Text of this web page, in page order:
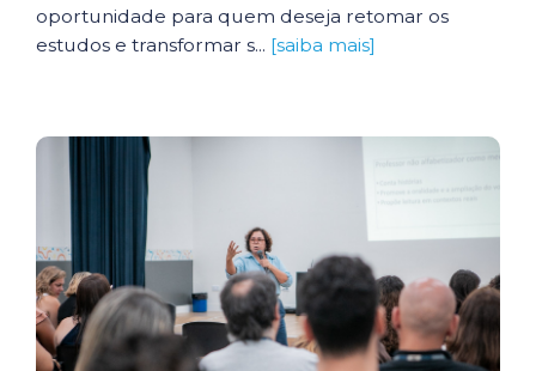
oportunidade para quem deseja retomar os
estudos e transformar s... [saiba mais]